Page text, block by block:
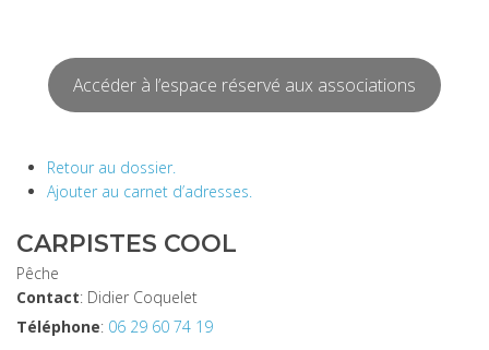
Accéder à l’espace réservé aux associations
Retour au dossier.
Ajouter au carnet d’adresses.
CARPISTES COOL
Pêche
Contact: Didier Coquelet
Téléphone: 06 29 60 74 19